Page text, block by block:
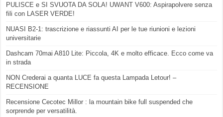
PULISCE e SI SVUOTA DA SOLA! UWANT V600: Aspirapolvere senza
fili con LASER VERDE!
NUASI B2-1: trascrizione e riassunti AI per le tue riunioni e lezioni
universitarie
Dashcam 70mai A810 Lite: Piccola, 4K e molto efficace. Ecco come va
in strada
NON Crederai a quanta LUCE fa questa Lampada Letour! –
RECENSIONE
Recensione Cecotec Millor : la mountain bike full suspended che
sorprende per versatilità.